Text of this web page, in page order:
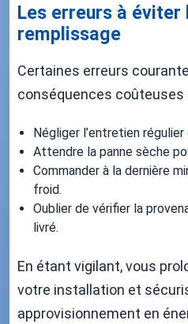
Les erreurs à éviter
remplissage
Certaines erreurs
conséquences coûteuses
Négliger l’entretien régulier
Attendre la panne sèche
Commander à la dernière
froid.
Oublier de vérifier la
livré.
En étant vigilant, vous
votre installation et
approvisionnement en